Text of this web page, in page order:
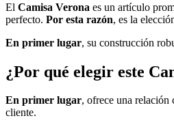
El Camisa Verona es un artículo
perfecto. Por esta razón, es la
En primer lugar, su construcción
¿Por qué elegir este
En primer lugar, ofrece una relación
cliente.